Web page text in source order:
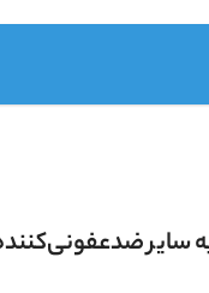
سایر